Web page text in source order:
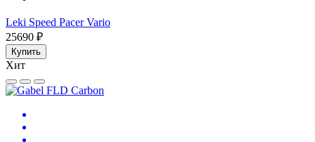
Leki Speed Pacer Vario
25690 ₽
Купить
Хит